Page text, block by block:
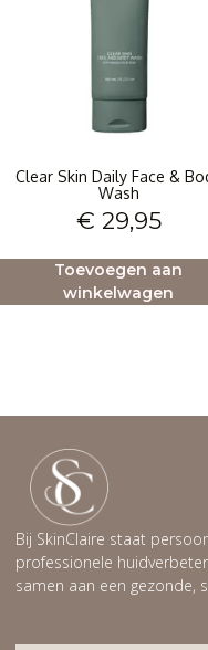
Clear Skin Daily Face &
Wash
€ 29,95
Toevoegen aan
winkelwagen
Bij SkinClaire staat
professionele
samen aan een gezonde,